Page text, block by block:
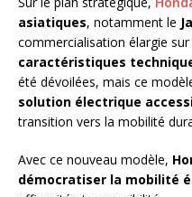
asiatiques, notamment le
commercialisation élargie
caractéristiques
été dévoilées, mais ce
solution électrique
transition vers la mobilité
Avec ce nouveau modèle,
démocratiser la mobilité